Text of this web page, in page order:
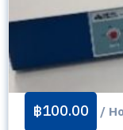
฿100.00 /